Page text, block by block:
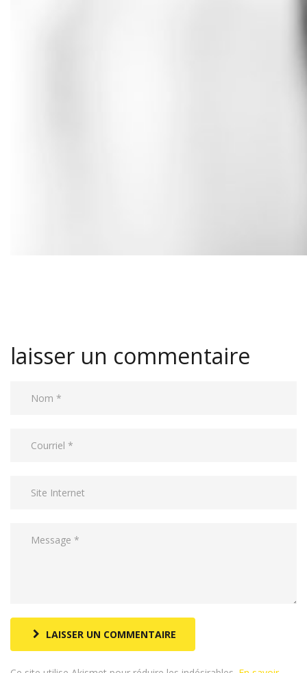
laisser un commentaire
LAISSER UN COMMENTAIRE